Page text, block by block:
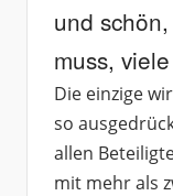
und
muss,
Die einzige
so
allen
mit mehr als